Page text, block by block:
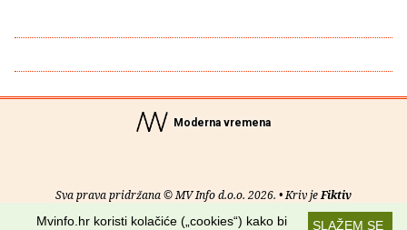
Moderna vremena
Sva prava pridržana © MV Info d.o.o. 2026. • Kriv jeFiktiv
SLAŽEM SE
Mvinfo.hr koristi kolačiće („cookies“) kako bi